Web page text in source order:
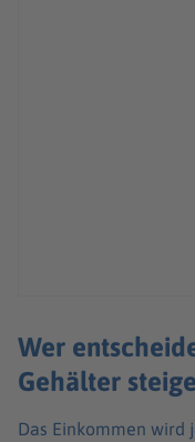
Wer
Gehälter
Das Einkommen wird